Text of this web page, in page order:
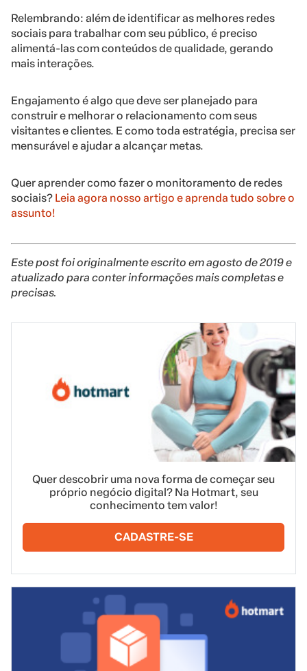
Relembrando: além de identificar as melhores redes
sociais para trabalhar com seu público, é preciso
alimentá-las com conteúdos de qualidade, gerando
mais interações.
Engajamento é algo que deve ser planejado para
construir e melhorar o relacionamento com seus
visitantes e clientes. E como toda estratégia, precisa ser
mensurável e ajudar a alcançar metas.
Quer aprender como fazer o monitoramento de redes
sociais? Leia agora nosso artigo e aprenda tudo sobre o
assunto!
Este post foi originalmente escrito em agosto de 2019 e
atualizado para conter informações mais completas e
precisas.
Quer descobrir uma nova forma de começar seu
próprio negócio digital? Na Hotmart, seu
conhecimento tem valor!
CADASTRE-SE